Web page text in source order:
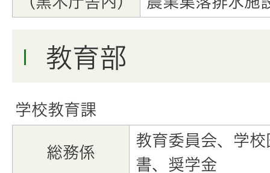
教育部
学校教育課
総務係
教育委員会、学校
書、奨学金